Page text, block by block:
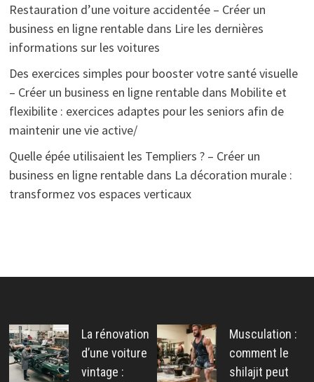
Restauration d’une voiture accidentée – Créer un
business en ligne rentabledans Lire les dernières
informations sur les voitures
Des exercices simples pour booster votre santé visuelle
– Créer un business en ligne rentabledans Mobilite et
flexibilite : exercices adaptes pour les seniors afin de
maintenir une vie active/
Quelle épée utilisaient les Templiers ? – Créer un
business en ligne rentabledans La décoration murale :
transformez vos espaces verticaux
La rénovation
d’une voiture
vintage :
Musculation :
comment le
shilajit peut